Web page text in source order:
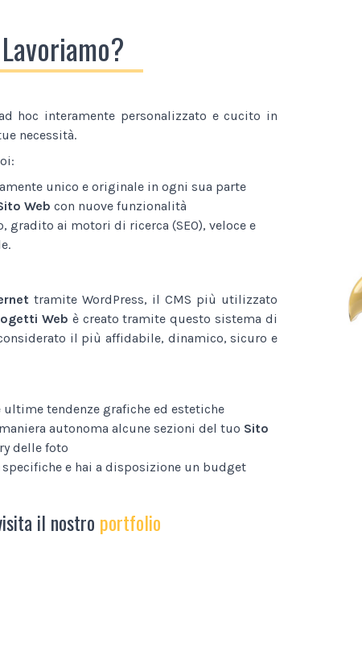
hoc interamente personalizzato e cucito in
necessità.
unico e originale in ogni sua parte
Web con nuove funzionalità
gradito ai motori di ricerca (SEO), veloce e
tramite WordPress, il CMS più utilizzato
Web è creato tramite questo sistema di
il più affidabile, dinamico, sicuro e
ultime tendenze grafiche ed estetiche
autonoma alcune sezioni del tuo Sito
delle foto
e hai a disposizione un budget
il nostro portfolio